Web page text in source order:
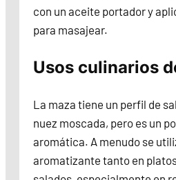
con un aceite portador y
para masajear.
Usos culinarios
La maza tiene un perfil de
nuez moscada, pero es un
aromática. A menudo se
aromatizante tanto en